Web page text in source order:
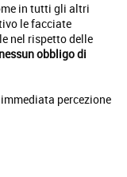
in tutti gli altri
le facciate
nel rispetto delle
obbligo di
percezione